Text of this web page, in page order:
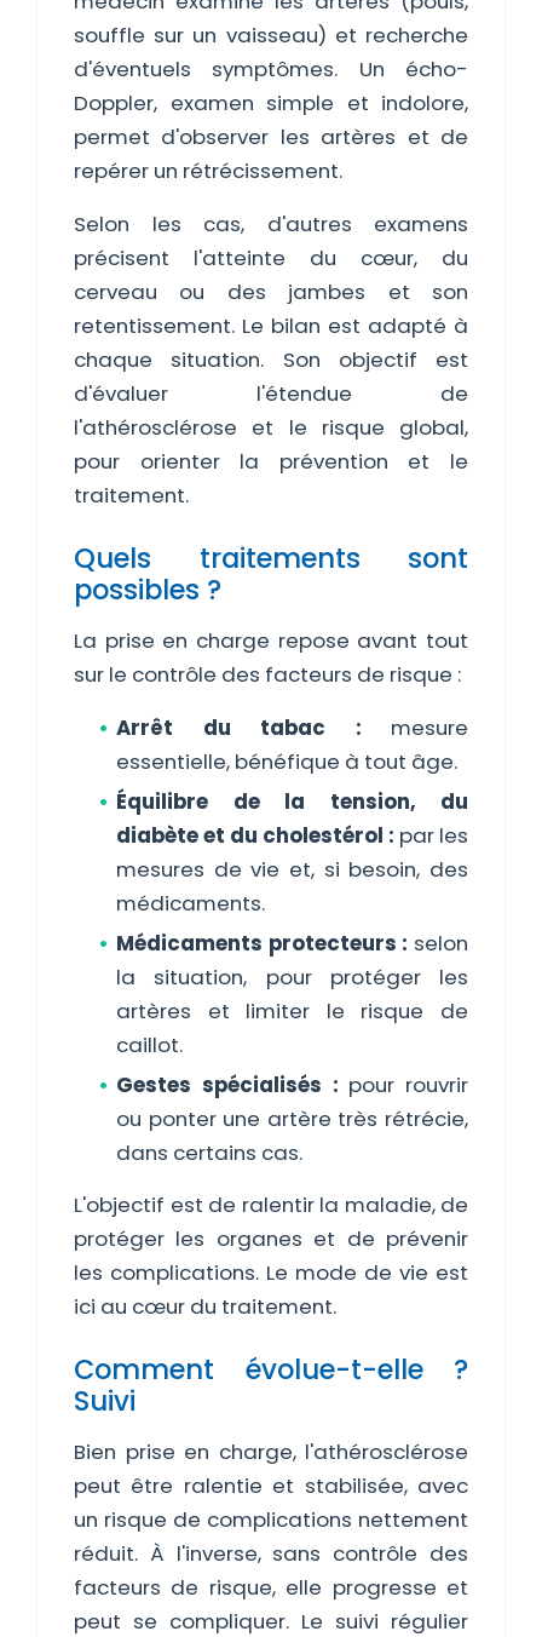
souffle sur un vaisseau) et recherche
d'éventuels symptômes. Un écho-
Doppler, examen simple et indolore,
permet d'observer les artères et de
repérer un rétrécissement.
Selon les cas, d'autres examens
précisent l'atteinte du cœur, du
cerveau ou des jambes et son
retentissement. Le bilan est adapté à
chaque situation. Son objectif est
d'évaluer l'étendue de
l'athérosclérose et le risque global,
pour orienter la prévention et le
traitement.
Quels traitements sont
possibles ?
La prise en charge repose avant tout
sur le contrôle des facteurs de risque :
Arrêt du tabac : mesure
essentielle, bénéfique à tout âge.
Équilibre de la tension, du
diabète et du cholestérol : par les
mesures de vie et, si besoin, des
médicaments.
Médicaments protecteurs : selon
la situation, pour protéger les
artères et limiter le risque de
caillot.
Gestes spécialisés : pour rouvrir
ou ponter une artère très rétrécie,
dans certains cas.
L'objectif est de ralentir la maladie, de
protéger les organes et de prévenir
les complications. Le mode de vie est
ici au cœur du traitement.
Comment évolue-t-elle ?
Suivi
Bien prise en charge, l'athérosclérose
peut être ralentie et stabilisée, avec
un risque de complications nettement
réduit. À l'inverse, sans contrôle des
facteurs de risque, elle progresse et
peut se compliquer. Le suivi régulier